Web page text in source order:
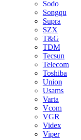
Sodo
Songqu
Supra
SZX
T&G
TDM
Tecsun
Telecom
Toshiba
Union
Usams
Varta
Vcom
VGR
Videx
Viper